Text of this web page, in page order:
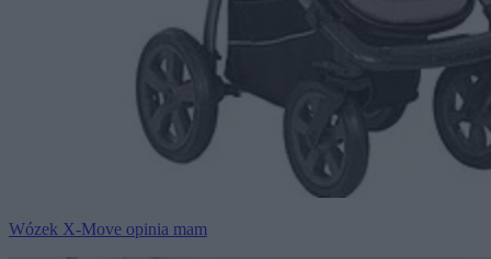
Wózek X-Move opinia mam